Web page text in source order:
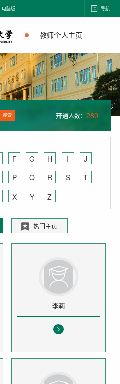
电脑版 导航
教师个人主页
搜索 开通人数： 280
F G H I
J
P Q R S
T
X Y Z
热门主页
李莉